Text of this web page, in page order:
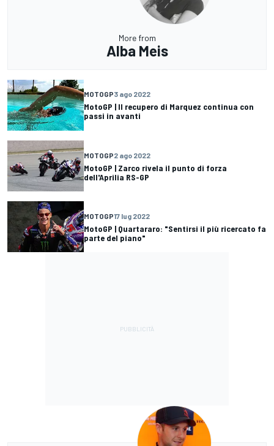
More from
Alba Meis
MOTOGP3 ago 2022
MotoGP | Il recupero di Marquez continua con
passi in avanti
MOTOGP2 ago 2022
MotoGP | Zarco rivela il punto di forza
dell'Aprilia RS-GP
MOTOGP17 lug 2022
MotoGP | Quartararo: "Sentirsi il più ricercato fa
parte del piano"